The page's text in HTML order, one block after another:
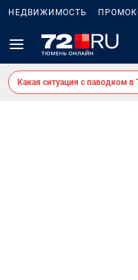
НЕДВИЖИМОСТЬ
Какая ситуация с паводком